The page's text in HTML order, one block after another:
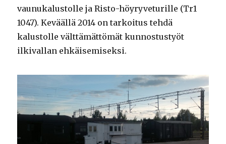
vaunukalustolle ja Risto-höyryveturille (Tr1
1047). Keväällä 2014 on tarkoitus tehdä
kalustolle välttämättömät kunnostustyöt
ilkivallan ehkäisemiseksi.